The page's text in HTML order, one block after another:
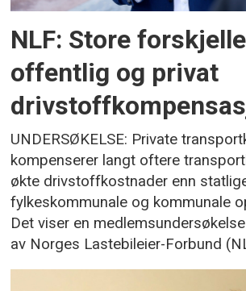
NLF: Store
offentlig og privat
UNDERSØKELSE: Private
kompenserer langt oftere
økte drivstoffkostnader enn
fylkeskommunale og kommunale
Det viser en
av Norges Lastebileier-Forbund